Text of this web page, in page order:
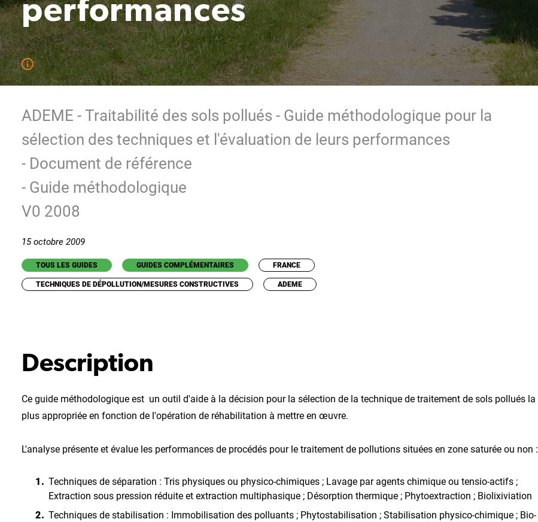
performances
ADEME - Traitabilité des sols pollués - Guide méthodologique pour la
sélection des techniques et l'évaluation de leurs performances
- Document de référence
- Guide méthodologique
V0 2008
15 octobre 2009
TOUS LES GUIDES GUIDES COMPLÉMENTAIRES FRANCE
TECHNIQUES DE DÉPOLLUTION/MESURES CONSTRUCTIVES ADEME
Description
Ce guide méthodologique est un outil d'aide à la décision pour la sélection de la technique de traitement de sols pollués la
plus appropriée en fonction de l'opération de réhabilitation à mettre en œuvre.
L'analyse présente et évalue les performances de procédés pour le traitement de pollutions situées en zone saturée ou non :
Techniques de séparation : Tris physiques ou physico-chimiques ; Lavage par agents chimique ou tensio-actifs ;
Extraction sous pression réduite et extraction multiphasique ; Désorption thermique ; Phytoextraction ; Biolixiviation
Techniques de stabilisation : Immobilisation des polluants ; Phytostabilisation ; Stabilisation physico-chimique ; Bio-